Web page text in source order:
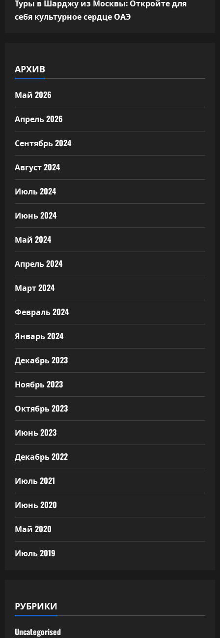
Туры в Шарджу из Москвы: Откройте для
себя культурное сердце ОАЭ
АРХИВ
Май 2026
Апрель 2026
Сентябрь 2024
Август 2024
Июль 2024
Июнь 2024
Май 2024
Апрель 2024
Март 2024
Февраль 2024
Январь 2024
Декабрь 2023
Ноябрь 2023
Октябрь 2023
Июнь 2023
Декабрь 2022
Июль 2021
Июнь 2020
Май 2020
Июль 2019
РУБРИКИ
Uncategorised